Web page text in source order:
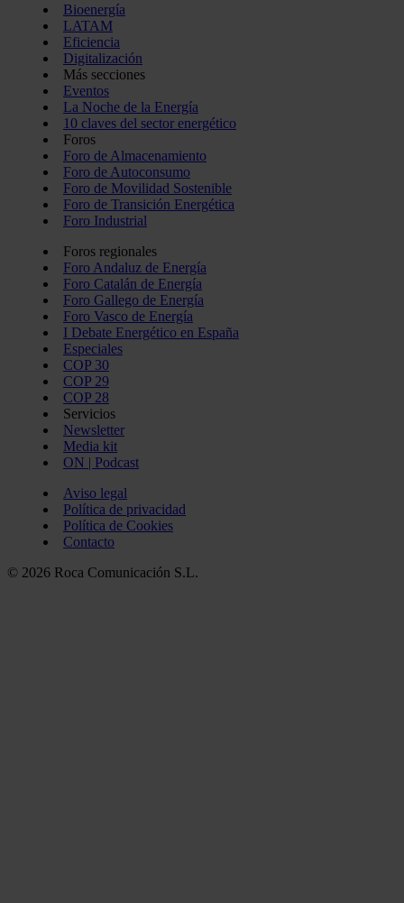
Bioenergía
LATAM
Eficiencia
Digitalización
Más secciones
Eventos
La Noche de la Energía
10 claves del sector energético
Foros
Foro de Almacenamiento
Foro de Autoconsumo
Foro de Movilidad Sostenible
Foro de Transición Energética
Foro Industrial
Foros regionales
Foro Andaluz de Energía
Foro Catalán de Energía
Foro Gallego de Energía
Foro Vasco de Energía
I Debate Energético en España
Especiales
COP 30
COP 29
COP 28
Servicios
Newsletter
Media kit
ON | Podcast
Aviso legal
Política de privacidad
Política de Cookies
Contacto
© 2026 Roca Comunicación S.L.